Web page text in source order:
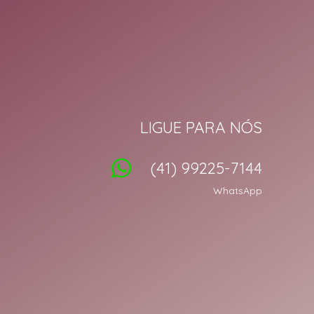
LIGUE PARA NÓS
(41) 99225-7144
WhatsApp